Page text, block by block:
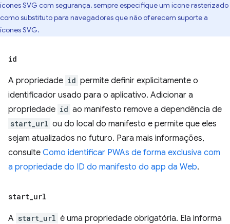
ícones SVG com segurança, sempre especifique um ícone rasterizado
como substituto para navegadores que não oferecem suporte a
ícones SVG.
id
A propriedade id permite definir explicitamente o
identificador usado para o aplicativo. Adicionar a
propriedade id ao manifesto remove a dependência de
start_url ou do local do manifesto e permite que eles
sejam atualizados no futuro. Para mais informações,
consulte Como identificar PWAs de forma exclusiva com
a propriedade do ID do manifesto do app da Web.
start_url
A start_url é uma propriedade obrigatória. Ela informa